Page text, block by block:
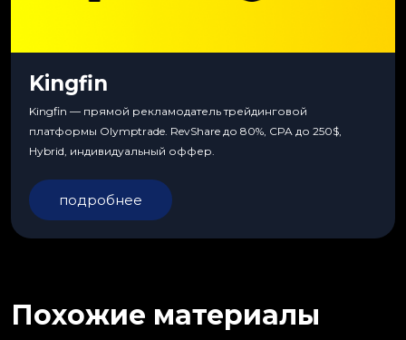
Kingfin
Kingfin — прямой рекламодатель трейдинговой
платформы Olymptrade. RevShare до 80%, CPA до 250$,
Hybrid, индивидуальный оффер.
подробнее
Похожие материалы